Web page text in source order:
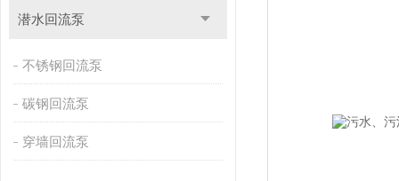
潜水回流泵
不锈钢回流泵
碳钢回流泵
穿墙回流泵